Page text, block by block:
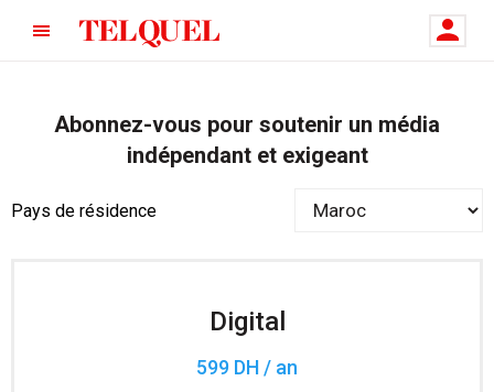
Abonnez-vous pour soutenir un média
indépendant et exigeant
Pays de résidence
Digital
599 DH / an